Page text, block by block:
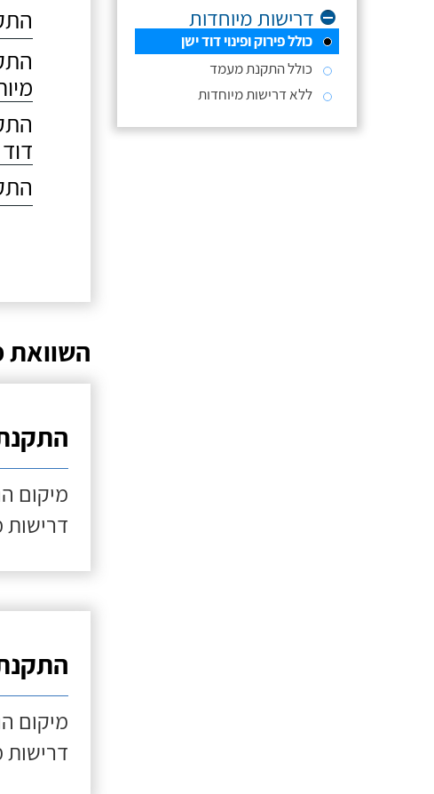
דרישות מיוחדות
כולל פירוק ופינוי דוד ישן
כולל התקנת מעמד
ללא דרישות מיוחדות
התקנת
התקנת
השוואת
התקנת
מיקום
דרישות
התקנת
מיקום
דרישות